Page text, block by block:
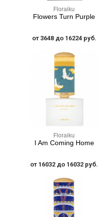
Floraiku
Flowers Turn Purple
от 3648 до 16224 руб.
Floraiku
I Am Coming Home
от 16032 до 16032 руб.